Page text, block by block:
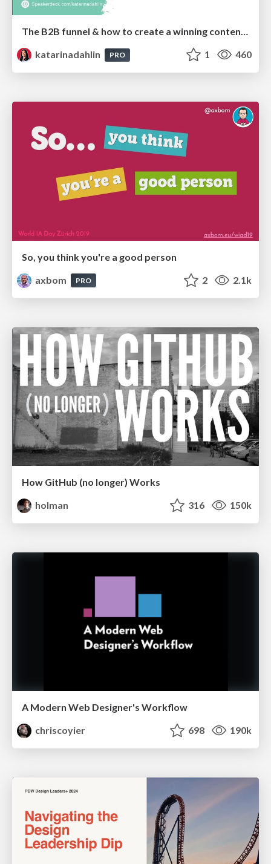
The B2B funnel & how to create a winning content strategy
katarinadahlin
PRO 1 460
So, you think you're a good person
axbom
PRO 2 2.1k
How GitHub (no longer) Works
holman
316 150k
A Modern Web Designer's Workflow
chriscoyier
698 190k